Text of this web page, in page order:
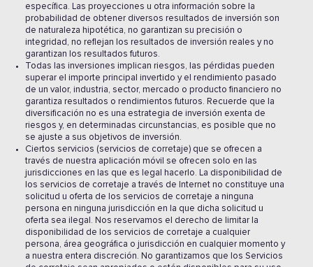
específica. Las proyecciones u otra información sobre la
probabilidad de obtener diversos resultados de inversión son
de naturaleza hipotética, no garantizan su precisión o
integridad, no reflejan los resultados de inversión reales y no
garantizan los resultados futuros.
Todas las inversiones implican riesgos, las pérdidas pueden
superar el importe principal invertido y el rendimiento pasado
de un valor, industria, sector, mercado o producto financiero no
garantiza resultados o rendimientos futuros. Recuerde que la
diversificación no es una estrategia de inversión exenta de
riesgos y, en determinadas circunstancias, es posible que no
se ajuste a sus objetivos de inversión.
Ciertos servicios (servicios de corretaje) que se ofrecen a
través de nuestra aplicación móvil se ofrecen solo en las
jurisdicciones en las que es legal hacerlo. La disponibilidad de
los servicios de corretaje a través de Internet no constituye una
solicitud u oferta de los servicios de corretaje a ninguna
persona en ninguna jurisdicción en la que dicha solicitud u
oferta sea ilegal. Nos reservamos el derecho de limitar la
disponibilidad de los servicios de corretaje a cualquier
persona, área geográfica o jurisdicción en cualquier momento y
a nuestra entera discreción. No garantizamos que los Servicios